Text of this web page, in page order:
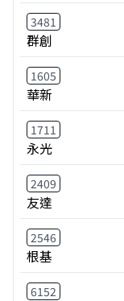
3481
群創
1605
華新
1711
永光
2409
友達
2546
根基
6152